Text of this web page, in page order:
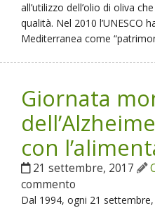
all’utilizzo dell’olio di oliva
qualità. Nel 2010 l’UNESCO
Mediterranea come
Giornata
con
21 settembre, 2017
commento
Dal 1994, ogni 21